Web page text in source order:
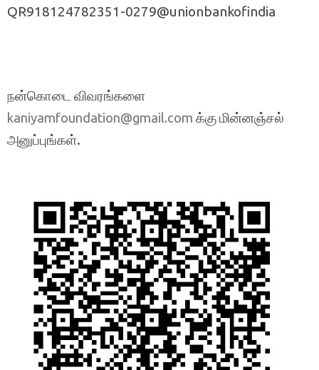
QR918124782351-0279@unionbankofindia
நன்கொடை விவரங்களை
kaniyamfoundation@gmail.com க்கு மின்னஞ்சல்
அனுப்புங்கள்.